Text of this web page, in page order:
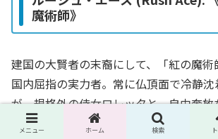
魔術師》
建国の大賢者の末裔にして、「紅の魔
国内屈指の実力者。常に仏頂面で冷静
が、規格外の侍女ロレッタと、自由奔
り回され、心労が絶えない苦労人です
メニュー ホーム 検索